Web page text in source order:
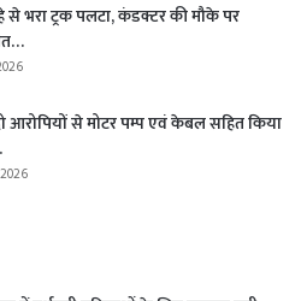
से भरा ट्रक पलटा, कंडक्टर की मौके पर
आरोपियों से मोटर पम्प एवं केबल सहित किया